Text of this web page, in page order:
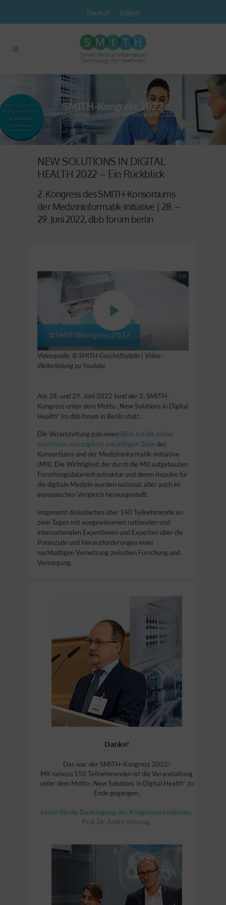
Deutsch English
SMITH-Kongress 2022
Home> Aktuelles > SMITH-Kongress 2022
NEW SOLUTIONS IN DIGITAL
HEALTH 2022 – Ein Rückblick
2. Kongress des SMITH-Konsortiums
der Medizininformatik-Initiative | 28. –
29. Juni 2022, dbb forum berlin
Videoquelle: © SMITH-Geschäftsstelle | Video-
Weiterleitung zu Youtube
Am 28. und 29. Juni 2022 fand der 2. SMITH-
Kongress unter dem Motto „New Solutions in Digital
Health“ im dbb forum in Berlin statt.
Die Veranstaltung gab einen Blick auf die bisher
erreichten und zugleich zukünftigen Ziele des
Konsortiums und der Medizininformatik-Initiative
(MII). Die Wichtigkeit der durch die MII aufgebauten
Forschungsdateninfrastruktur und deren Impulse für
die digitale Medizin wurden national, aber auch im
europäischen Vergleich herausgestellt.
Insgesamt diskutierten über 140 Teilnehmende an
zwei Tagen mit ausgewiesenen nationalen und
internationalen Expertinnen und Experten über die
Potenziale und Herausforderungen einer
nachhaltigen Vernetzung zwischen Forschung und
Versorgung.
Danke!
Das war der SMITH-Kongress 2022!
Mit nahezu 150 Teilnehmenden ist die Veranstaltung
unter dem Motto „New Solutions in Digital Health“ zu
Ende gegangen.
Lesen Sie die Danksagung des Kongresspräsidenten,
Prof. Dr. André Scherag.